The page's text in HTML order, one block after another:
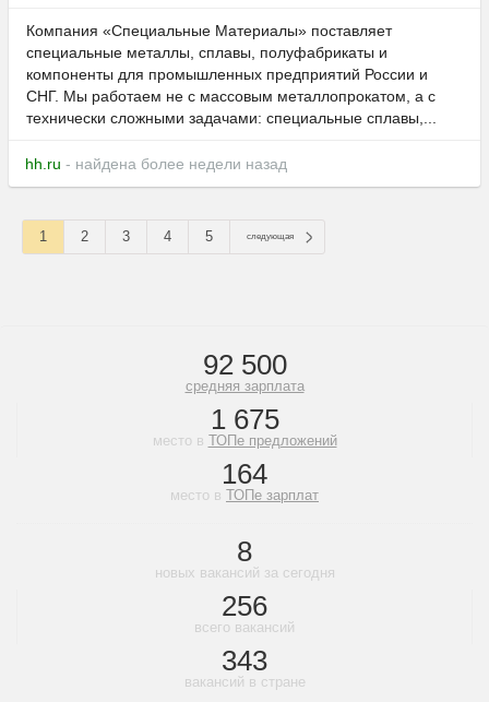
Компания «Специальные Материалы» поставляет
специальные металлы, сплавы, полуфабрикаты и
компоненты для промышленных предприятий России и
СНГ. Мы работаем не с массовым металлопрокатом, а с
технически сложными задачами: специальные сплавы,...
hh.ru - найдена более недели назад
1 2 3 4 5 следующая
92 500
средняя зарплата
1 675
место в ТОПе предложений
164
место в ТОПе зарплат
8
новых вакансий за сегодня
256
всего вакансий
343
вакансий в стране